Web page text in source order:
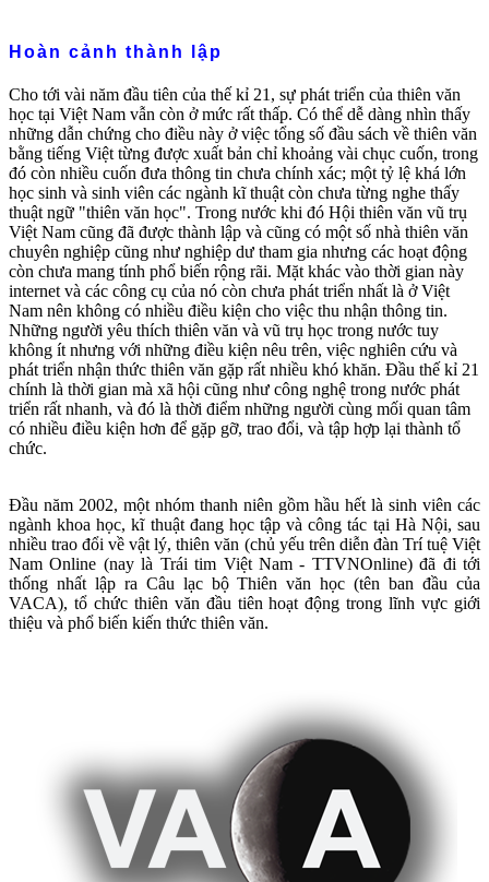
Hoàn cảnh thành lập
Cho tới vài năm đầu tiên của thế kỉ 21, sự phát triển của thiên văn
học tại Việt Nam vẫn còn ở mức rất thấp. Có thể dễ dàng nhìn thấy
những dẫn chứng cho điều này ở việc tổng số đầu sách về thiên văn
bằng tiếng Việt từng được xuất bản chỉ khoảng vài chục cuốn, trong
đó còn nhiều cuốn đưa thông tin chưa chính xác; một tỷ lệ khá lớn
học sinh và sinh viên các ngành kĩ thuật còn chưa từng nghe thấy
thuật ngữ "thiên văn học". Trong nước khi đó Hội thiên văn vũ trụ
Việt Nam cũng đã được thành lập và cũng có một số nhà thiên văn
chuyên nghiệp cũng như nghiệp dư tham gia nhưng các hoạt động
còn chưa mang tính phổ biến rộng rãi. Mặt khác vào thời gian này
internet và các công cụ của nó còn chưa phát triển nhất là ở Việt
Nam nên không có nhiều điều kiện cho việc thu nhận thông tin.
Những người yêu thích thiên văn và vũ trụ học trong nước tuy
không ít nhưng với những điều kiện nêu trên, việc nghiên cứu và
phát triển nhận thức thiên văn gặp rất nhiều khó khăn. Đầu thế kỉ 21
chính là thời gian mà xã hội cũng như công nghệ trong nước phát
triển rất nhanh, và đó là thời điểm những người cùng mối quan tâm
có nhiều điều kiện hơn để gặp gỡ, trao đổi, và tập hợp lại thành tổ
chức.
Đầu năm 2002, một nhóm thanh niên gồm hầu hết là sinh viên các
ngành khoa học, kĩ thuật đang học tập và công tác tại Hà Nội, sau
nhiều trao đổi về vật lý, thiên văn (chủ yếu trên diễn đàn Trí tuệ Việt
Nam Online (nay là Trái tim Việt Nam - TTVNOnline) đã đi tới
thống nhất lập ra Câu lạc bộ Thiên văn học (tên ban đầu của
VACA), tổ chức thiên văn đầu tiên hoạt động trong lĩnh vực giới
thiệu và phổ biến kiến thức thiên văn.